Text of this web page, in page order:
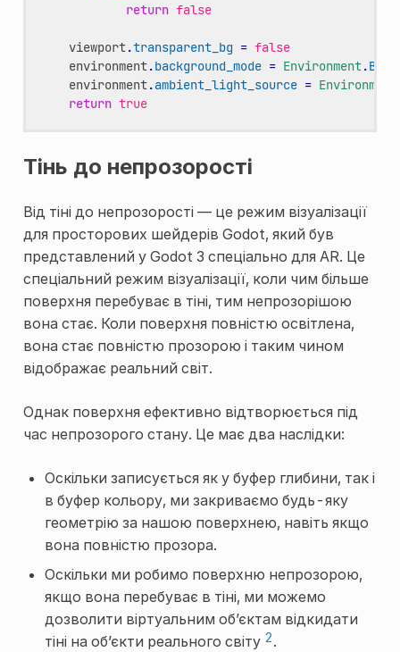
return false
viewport.transparent_bg = false
environment.background_mode = Environment.
environment.ambient_light_source = Environment
return true
Тінь до непрозорості
Від тіні до непрозорості — це режим візуалізації
для просторових шейдерів Godot, який був
представлений у Godot 3 спеціально для AR. Це
спеціальний режим візуалізації, коли чим більше
поверхня перебуває в тіні, тим непрозорішою
вона стає. Коли поверхня повністю освітлена,
вона стає повністю прозорою і таким чином
відображає реальний світ.
Однак поверхня ефективно відтворюється під
час непрозорого стану. Це має два наслідки:
Оскільки записується як у буфер глибини, так і
в буфер кольору, ми закриваємо будь-яку
геометрію за нашою поверхнею, навіть якщо
вона повністю прозора.
Оскільки ми робимо поверхню непрозорою,
якщо вона перебуває в тіні, ми можемо
дозволити віртуальним об’єктам відкидати
тіні на об’єкти реального світу 2.